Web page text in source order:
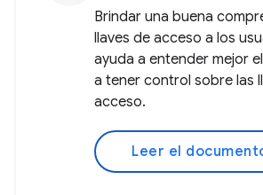
Brindar una buena
llaves de acceso a los
ayuda a entender mejor
a tener control sobre las
acceso.
Leer el